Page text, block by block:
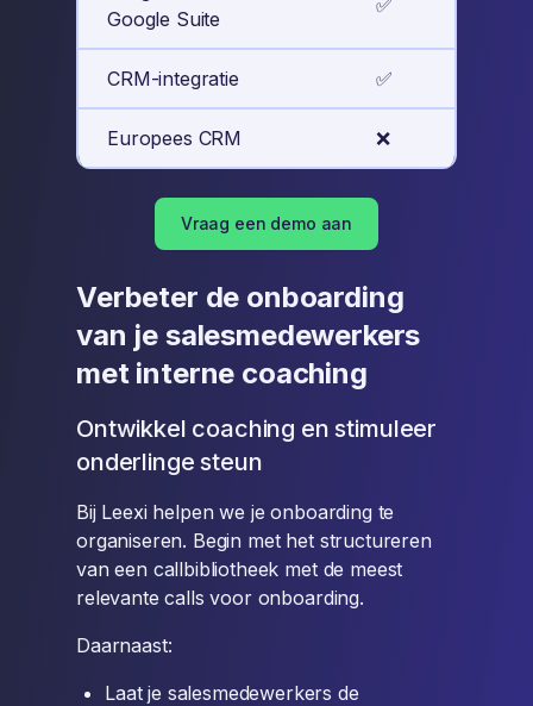
Google Suite
✅
CRM-integratie ✅
Europees CRM ❌
Vraag een demo aan
Verbeter de onboarding
van je salesmedewerkers
met interne coaching
Ontwikkel coaching en stimuleer
onderlinge steun
Bij Leexi helpen we je onboarding te
organiseren. Begin met het structureren
van een callbibliotheek met de meest
relevante calls voor onboarding.
Daarnaast:
Laat je salesmedewerkers de